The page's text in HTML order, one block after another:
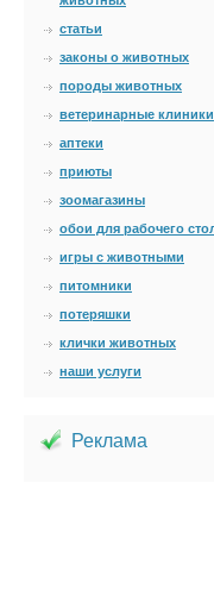
статьи
законы о животных
породы животных
ветеринарные клиники
аптеки
приюты
зоомагазины
обои для рабочего
игры с животными
питомники
потеряшки
клички животных
наши услуги
Реклама